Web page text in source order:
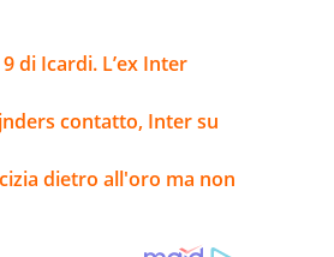
di Icardi. L’ex Inter
contatto, Inter su
dietro all'oro ma non